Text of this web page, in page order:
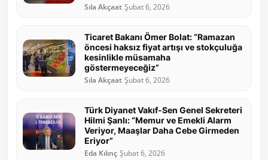
Sıla Akçaat Şubat 6, 2026
Ticaret Bakanı Ömer Bolat: “Ramazan
öncesi haksız fiyat artışı ve stokçuluğa
kesinlikle müsamaha
göstermeyeceğiz”
Sıla Akçaat Şubat 6, 2026
Türk Diyanet Vakıf-Sen Genel Sekreteri
Hilmi Şanlı: “Memur ve Emekli Alarm
Veriyor, Maaşlar Daha Cebe Girmeden
Eriyor”
Eda Kılınç Şubat 6, 2026